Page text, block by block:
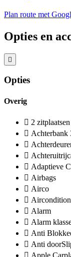
Plan route met
Opties en
Opties
Overig
2
Achterbank
Adaptieve
Airbags
Airco
Alarm
Alarm
Anti
Anti
Apple